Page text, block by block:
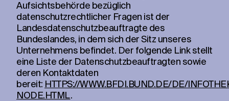
Aufsichtsbehörde bezüglich
datenschutzrechtlicher Fragen ist der
Landesdatenschutzbeauftragte des
Bundeslandes, in dem sich der Sitz unseres
Unternehmens befindet. Der folgende Link stellt
eine Liste der Datenschutzbeauftragten sowie
deren Kontaktdaten
bereit: HTTPS://WWW.BFDI.BUND.DE/DE/
NODE.HTML.